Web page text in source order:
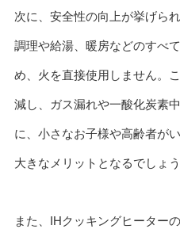
次に、安全性の向上が挙げら
調理や給湯、暖房などのすべ
め、火を直接使用しません。
減し、ガス漏れや一酸化炭素
に、小さなお子様や高齢者が
大きなメリットとなるでしょう
また、IHクッキングヒーター